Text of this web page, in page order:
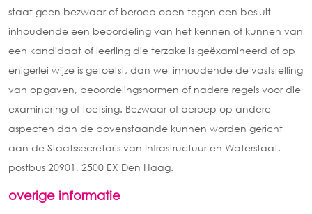
staat geen bezwaar of beroep open tegen een besluit
inhoudende een beoordeling van het kennen of kunnen van
een kandidaat of leerling die terzake is geëxamineerd of op
enigerlei wijze is getoetst, dan wel inhoudende de vaststelling
van opgaven, beoordelingsnormen of nadere regels voor die
examinering of toetsing. Bezwaar of beroep op andere
aspecten dan de bovenstaande kunnen worden gericht
aan de Staatssecretaris van Infrastructuur en Waterstaat,
postbus 20901, 2500 EX Den Haag.
overige informatie